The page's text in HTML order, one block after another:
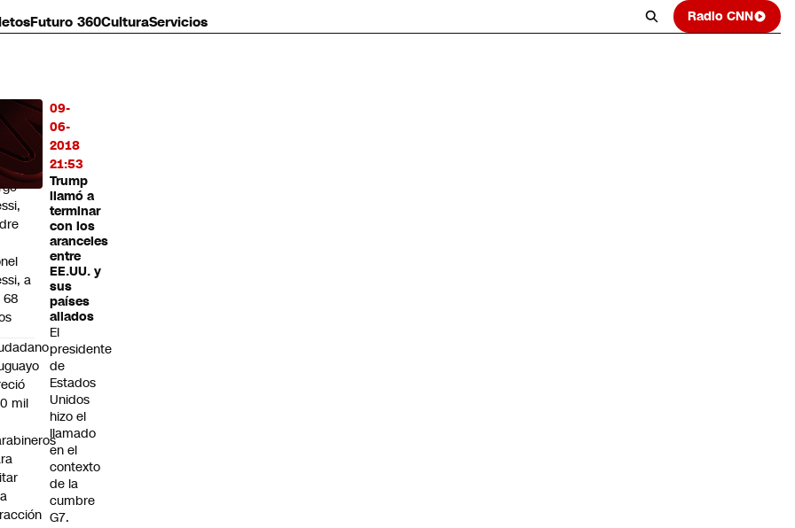
Futuro 360CulturaServicios Radio CNN
09-
06-
2018
21:53
Trump
llamó a
terminar
con los
aranceles
entre
EE.UU. y
sus
países
aliados
El
presidente
de
Estados
Unidos
hizo el
llamado
en el
contexto
de la
cumbre
G7.
a
68
mil